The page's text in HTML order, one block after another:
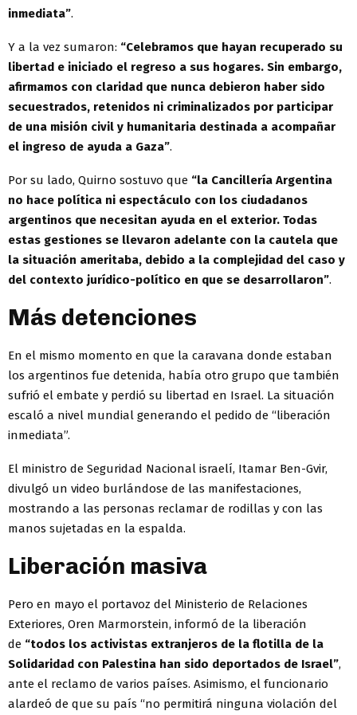
inmediata”.
Y a la vez sumaron: “Celebramos que hayan recuperado su
libertad e iniciado el regreso a sus hogares. Sin embargo,
afirmamos con claridad que nunca debieron haber sido
secuestrados, retenidos ni criminalizados por participar
de una misión civil y humanitaria destinada a acompañar
el ingreso de ayuda a Gaza”.
Por su lado, Quirno sostuvo que “la Cancillería Argentina
no hace política ni espectáculo con los ciudadanos
argentinos que necesitan ayuda en el exterior. Todas
estas gestiones se llevaron adelante con la cautela que
la situación ameritaba, debido a la complejidad del caso y
del contexto jurídico-político en que se desarrollaron”.
Más detenciones
En el mismo momento en que la caravana donde estaban
los argentinos fue detenida, había otro grupo que también
sufrió el embate y perdió su libertad en Israel. La situación
escaló a nivel mundial generando el pedido de “liberación
inmediata”.
El ministro de Seguridad Nacional israelí, Itamar Ben-Gvir,
divulgó un video burlándose de las manifestaciones,
mostrando a las personas reclamar de rodillas y con las
manos sujetadas en la espalda.
Liberación masiva
Pero en mayo el portavoz del Ministerio de Relaciones
Exteriores, Oren Marmorstein, informó de la liberación
de “todos los activistas extranjeros de la flotilla de la
Solidaridad con Palestina han sido deportados de Israel”,
ante el reclamo de varios países. Asimismo, el funcionario
alardeó de que su país “no permitirá ninguna violación del